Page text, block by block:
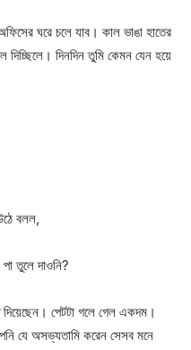
ঘরে চলে যাব। কাল ভাঙা হাতের
দিচ্ছিলে। দিনদিন তুমি কেমন যেন হয়ে
বলল,
তুলে দাওনি?
পেটটা গলে গেল একদম।
যে অসভ্যতামি করেন সেসব মনে